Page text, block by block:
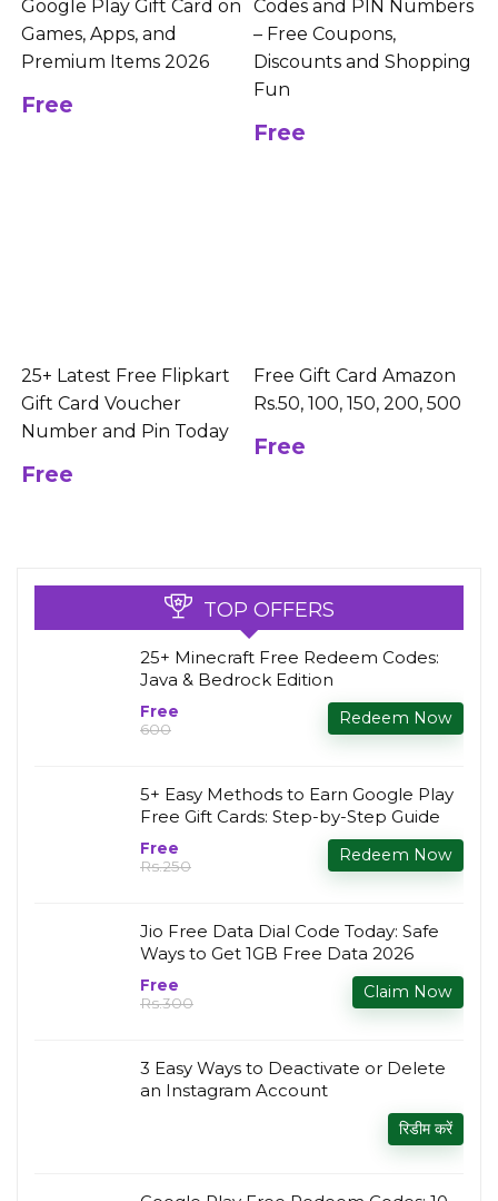
Google Play Gift Card on
Games, Apps, and
Premium Items 2026
Free
Codes and PIN Numbers
– Free Coupons,
Discounts and Shopping
Fun
Free
25+ Latest Free Flipkart
Gift Card Voucher
Number and Pin Today
Free
Free Gift Card Amazon
Rs.50, 100, 150, 200, 500
Free
TOP OFFERS
25+ Minecraft Free Redeem Codes:
Java & Bedrock Edition
Free
₹600
Redeem Now
5+ Easy Methods to Earn Google Play
Free Gift Cards: Step-by-Step Guide
Free
Rs.250
Redeem Now
Jio Free Data Dial Code Today: Safe
Ways to Get 1GB Free Data 2026
Free
Rs.300
Claim Now
3 Easy Ways to Deactivate or Delete
an Instagram Account
रिडीम करें